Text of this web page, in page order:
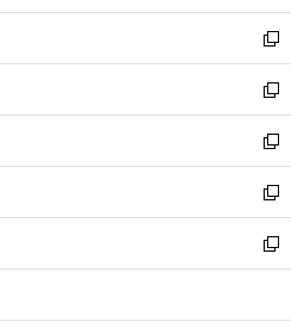
開
く
ウ
で
開
く
ン
ド
ウ
で
開
く
ウ
ィ
ン
ド
ウ
で
開
く
新
し
い
ウ
ィ
ン
ド
ウ
で
開
新
し
い
ウ
ィ
ン
ド
ウ
開
新
し
い
ウ
ィ
ン
ウ
新
し
い
ウ
ン
新
し
ウ